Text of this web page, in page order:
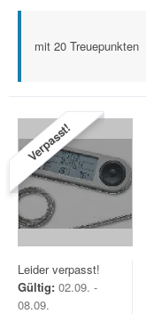
mit 20 Treuepunkten
Verpasst!
Leider verpasst!
Gültig: 02.09. -
08.09.